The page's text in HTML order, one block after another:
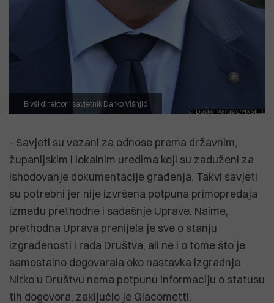
Bivši direktor i savjetnik Darko Višnjić
- Savjeti su vezani za odnose prema državnim,
županijskim i lokalnim uredima koji su zaduženi za
ishodovanje dokumentacije građenja. Takvi savjeti
su potrebni jer nije izvršena potpuna primopredaja
između prethodne i sadašnje Uprave. Naime,
prethodna Uprava prenijela je sve o stanju
izgrađenosti i rada Društva, ali ne i o tome što je
samostalno dogovarala oko nastavka izgradnje.
Nitko u Društvu nema potpunu informaciju o statusu
tih dogovora, zaključio je Giacometti.